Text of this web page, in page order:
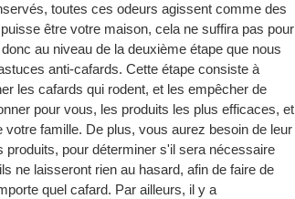
toutes ces odeurs agissent comme des
être votre maison, cela ne suffira pas pour
au niveau de la deuxième étape que nous
anti-cafards. Cette étape consiste à
les cafards qui rodent, et les empêcher de
pour vous, les produits les plus efficaces, et
famille. De plus, vous aurez besoin de leur
pour déterminer s'il sera nécessaire
ne laisseront rien au hasard, afin de faire de
quel cafard. Par ailleurs, il y a